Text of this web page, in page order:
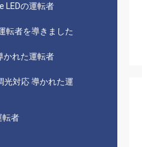
LEDの運転者
転者を導きました
かれた運転者
光対応 導かれた運
転者